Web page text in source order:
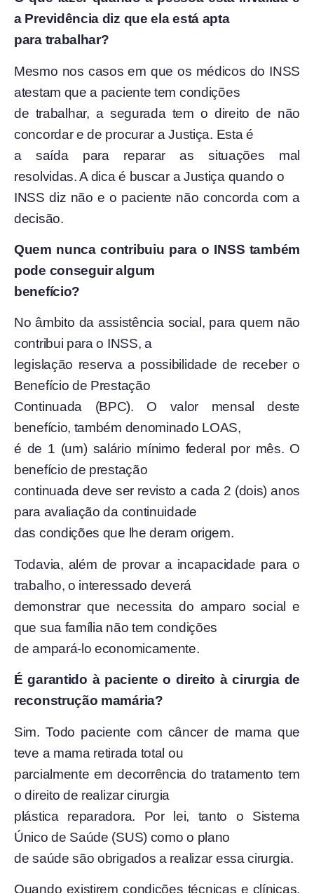
a Previdência diz que ela está apta
para trabalhar?
Mesmo nos casos em que os médicos do INSS
atestam que a paciente tem condições
de trabalhar, a segurada tem o direito de não
concordar e de procurar a Justiça. Esta é
a saída para reparar as situações mal
resolvidas. A dica é buscar a Justiça quando o
INSS diz não e o paciente não concorda com a
decisão.
Quem nunca contribuiu para o INSS também
pode conseguir algum
benefício?
No âmbito da assistência social, para quem não
contribui para o INSS, a
legislação reserva a possibilidade de receber o
Benefício de Prestação
Continuada (BPC). O valor mensal deste
benefício, também denominado LOAS,
é de 1 (um) salário mínimo federal por mês. O
benefício de prestação
continuada deve ser revisto a cada 2 (dois) anos
para avaliação da continuidade
das condições que lhe deram origem.
Todavia, além de provar a incapacidade para o
trabalho, o interessado deverá
demonstrar que necessita do amparo social e
que sua família não tem condições
de ampará-lo economicamente.
É garantido à paciente o direito à cirurgia de
reconstrução mamária?
Sim. Todo paciente com câncer de mama que
teve a mama retirada total ou
parcialmente em decorrência do tratamento tem
o direito de realizar cirurgia
plástica reparadora. Por lei, tanto o Sistema
Único de Saúde (SUS) como o plano
de saúde são obrigados a realizar essa cirurgia.
Quando existirem condições técnicas e clínicas,